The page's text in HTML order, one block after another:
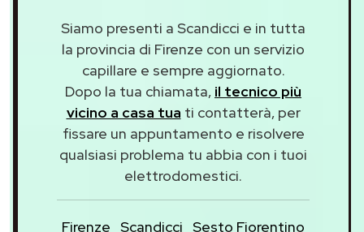
Siamo presenti a Scandicci e in tutta
la provincia di Firenze con un servizio
capillare e sempre aggiornato.
Dopo la tua chiamata, il tecnico più
vicino a casa tua ti contatterà, per
fissare un appuntamento e risolvere
qualsiasi problema tu abbia con i tuoi
elettrodomestici.
Firenze Scandicci Sesto Fiorentino